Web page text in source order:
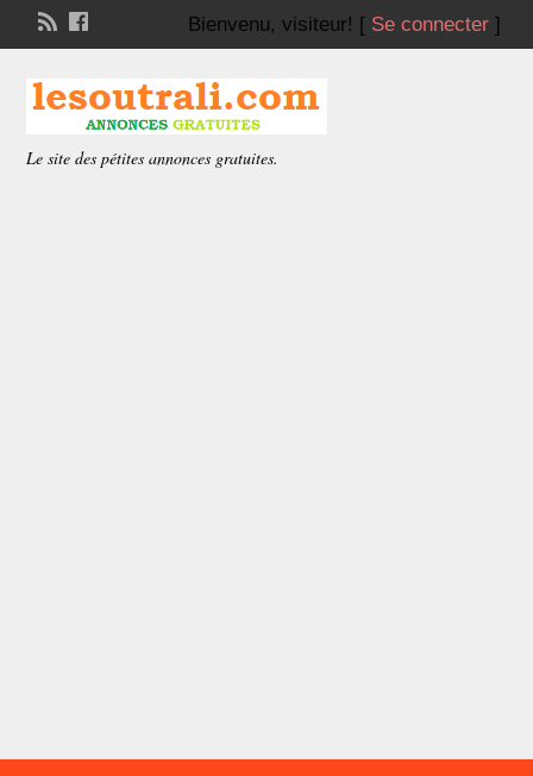
Bienvenu, visiteur! [ Se connecter]
Le site des pétites annonces gratuites.